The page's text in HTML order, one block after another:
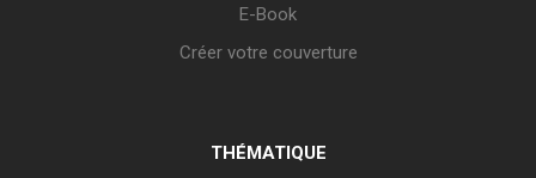
E-Book
Créer votre couverture
THÉMATIQUE